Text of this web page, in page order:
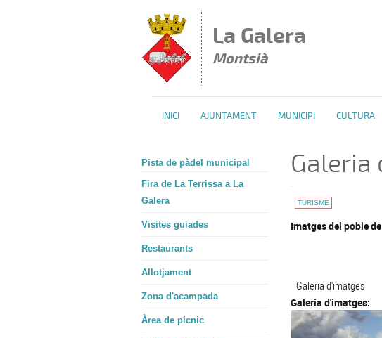
La Galera
Montsià
INICI AJUNTAMENT MUNICIPI CULTURA
Pista de pàdel municipal
Fira de La Terrissa a La
Galera
Visites guiades
Restaurants
Allotjament
Zona d'acampada
Àrea de pícnic
Galeria
TURISME
Imatges del poble
Galeria d'imatges
Galeria d'imatges: